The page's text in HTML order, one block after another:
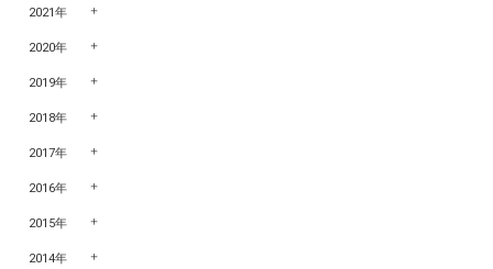
2021年
2020年
2019年
2018年
2017年
2016年
2015年
2014年